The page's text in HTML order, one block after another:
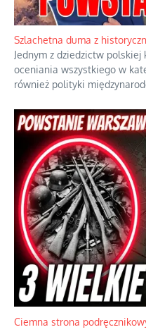
Ekspresowy kurs zbawienia
Dramatyczne skutki skrajnej
Szlachetna duma z
Jednym z dziedzictw
oceniania wszystkiego w
również polityki